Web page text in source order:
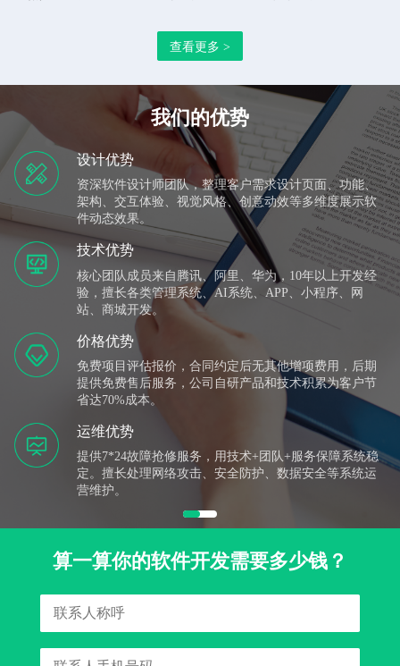
统、数字人直播平台、AI生成视频、GEO+SEO、AI超级员
统等多款企业应用软件，拥有全部自主研发知识产权。 公
司技术实力雄厚，主要团队成员曾服务于BAT等知名头部企
业，公司以致力于让每一个案例都成为经典的服务标准为客
户提供整体解决方案。团队成员现有UI、JAVA、
SpringBoot、SpringCloud、VUE、Uni-APP、PHP、IOS、
Androd、视频制作等技术开发与运维人员，可为各行业提供
企业自企业网站建设到内部管理系统搭建、系统升级与维
护、软件资质证书、企业数字化转型解决方案和软件订制开
查看更多 >
我们的优势
设计优势
资深软件设计师团队，整理客户需求设计页面、功能、
架构、交互体验、视觉风格、创意动效等多维度展示软
件动态效果。
技术优势
核心团队成员来自腾讯、阿里、华为，10年以上开发经
验，擅长各类管理系统、AI系统、APP、小程序、网
站、商城开发。
价格优势
免费项目评估报价，合同约定后无其他增项费用，后期
提供免费售后服务，公司自研产品和技术积累为客户节
省达70%成本。
运维优势
提供7*24故障抢修服务，用技术+团队+服务保障系统稳
定。擅长处理网络攻击、安全防护、数据安全等系统运
营维护。
算一算你的软件开发需要多少钱？